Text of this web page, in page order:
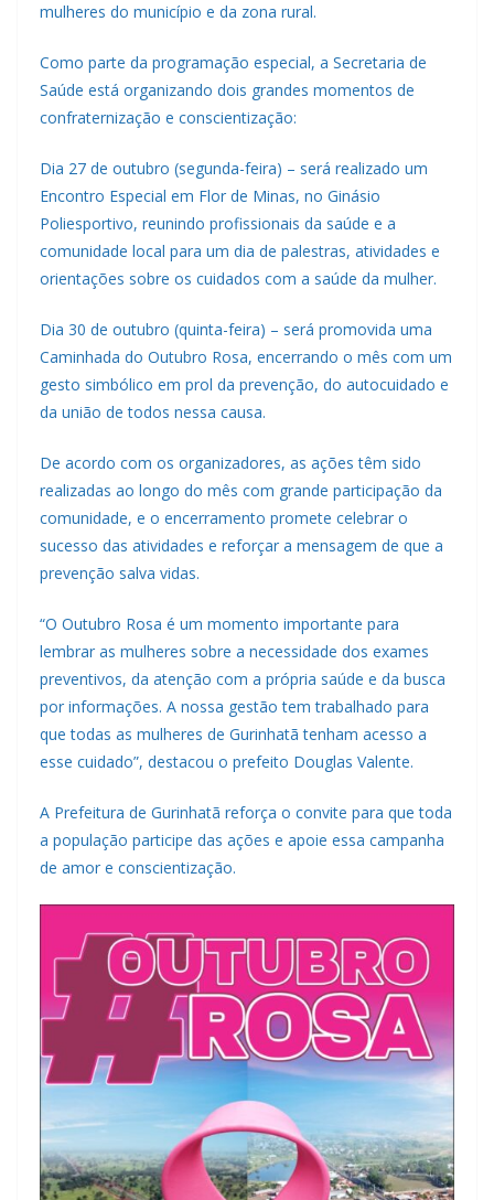
mulheres do município e da zona rural.
Como parte da programação especial, a Secretaria de
Saúde está organizando dois grandes momentos de
confraternização e conscientização:
Dia 27 de outubro (segunda-feira) – será realizado um
Encontro Especial em Flor de Minas, no Ginásio
Poliesportivo, reunindo profissionais da saúde e a
comunidade local para um dia de palestras, atividades e
orientações sobre os cuidados com a saúde da mulher.
Dia 30 de outubro (quinta-feira) – será promovida uma
Caminhada do Outubro Rosa, encerrando o mês com um
gesto simbólico em prol da prevenção, do autocuidado e
da união de todos nessa causa.
De acordo com os organizadores, as ações têm sido
realizadas ao longo do mês com grande participação da
comunidade, e o encerramento promete celebrar o
sucesso das atividades e reforçar a mensagem de que a
prevenção salva vidas.
“O Outubro Rosa é um momento importante para
lembrar as mulheres sobre a necessidade dos exames
preventivos, da atenção com a própria saúde e da busca
por informações. A nossa gestão tem trabalhado para
que todas as mulheres de Gurinhatã tenham acesso a
esse cuidado”, destacou o prefeito Douglas Valente.
A Prefeitura de Gurinhatã reforça o convite para que toda
a população participe das ações e apoie essa campanha
de amor e conscientização.